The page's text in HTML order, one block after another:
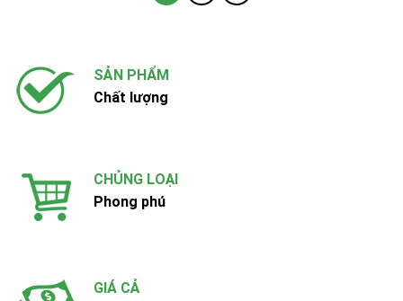
SẢN PHẨM
Chất lượng
CHỦNG LOẠI
Phong phú
GIÁ CẢ